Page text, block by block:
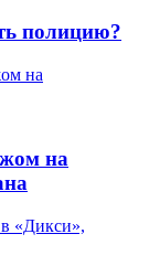
полицию?
на